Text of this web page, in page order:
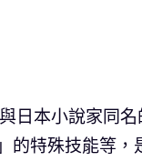
日本小說家同名
的特殊技能等，